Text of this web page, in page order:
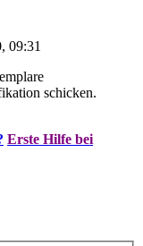
09:31
schicken.
Erste Hilfe bei